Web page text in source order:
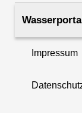
Impressum